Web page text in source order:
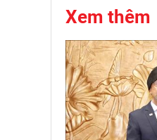
Xem thêm